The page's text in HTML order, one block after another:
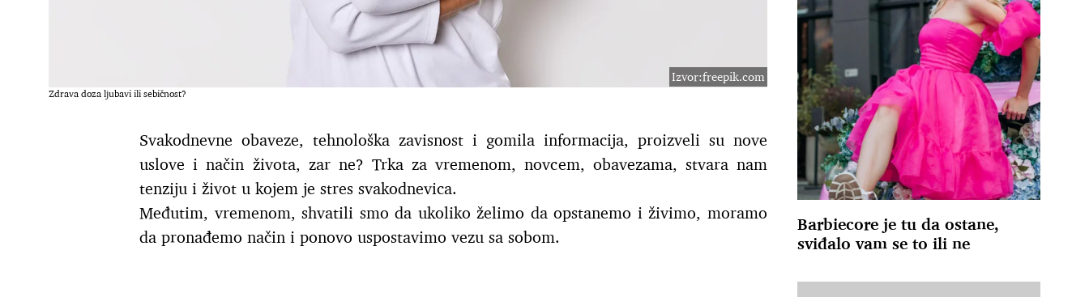
Zdrava doza ljubavi ili sebičnost?
Izvor:freepik.com
Svakodnevne obaveze, tehnološka zavisnost i gomila informacija, proizveli su nove
uslove i način života, zar ne? Trka za vremenom, novcem, obavezama, stvara nam
tenziju i život u kojem je stres svakodnevica.
Međutim, vremenom, shvatili smo da ukoliko želimo da opstanemo i živimo, moramo
da pronađemo način i ponovo uspostavimo vezu sa sobom.
Barbiecore je tu da ostane,
sviđalo vam se to ili ne